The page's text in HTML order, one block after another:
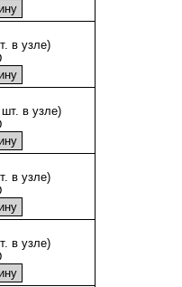
в узле)
в узле)
в узле)
в узле)